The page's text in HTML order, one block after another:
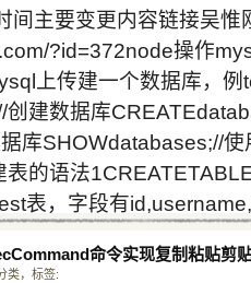
间主要变更内容链接吴
?id=372node操作
上传建一个数据库，
创建数据库
库SHOWdatabases;//
表的语法
表，字段有
命令实现复制粘贴剪
类，标签: